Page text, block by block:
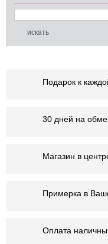
Подарок к
30 дней на
Магазин в
Примерка в
Оплата